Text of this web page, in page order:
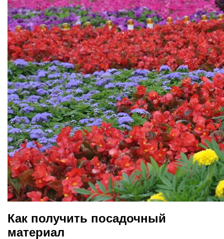
Как получить посадочный
материал